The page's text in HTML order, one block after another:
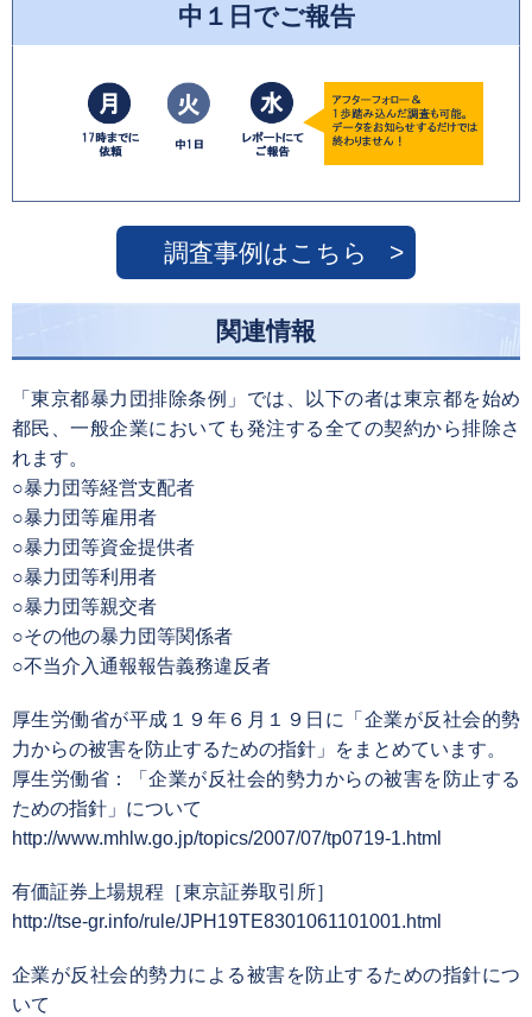
中１日でご報告
調査事例はこちら
関連情報
「東京都暴力団排除条例」では、以下の者は東京都を始め
都民、一般企業においても発注する全ての契約から排除さ
れます。
○暴力団等経営支配者
○暴力団等雇用者
○暴力団等資金提供者
○暴力団等利用者
○暴力団等親交者
○その他の暴力団等関係者
○不当介入通報報告義務違反者
厚生労働省が平成１９年６月１９日に「企業が反社会的勢
力からの被害を防止するための指針」をまとめています。
厚生労働省：「企業が反社会的勢力からの被害を防止する
ための指針」について
http://www.mhlw.go.jp/topics/2007/07/tp0719-1.html
有価証券上場規程［東京証券取引所］
http://tse-gr.info/rule/JPH19TE8301061101001.html
企業が反社会的勢力による被害を防止するための指針につ
いて